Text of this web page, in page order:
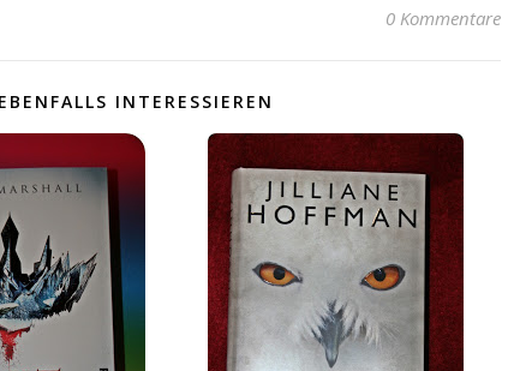
0 Kommentare
INTERESSIEREN